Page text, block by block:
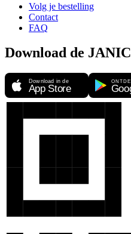
Volg je bestelling
Contact
FAQ
Download de